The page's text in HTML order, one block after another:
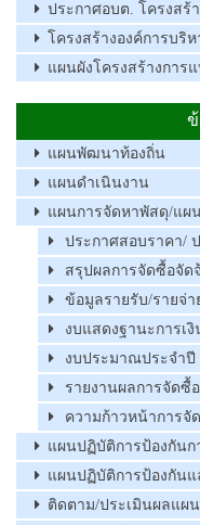
ประกาศอบต. โครงสร้
โครงสร้างองค์การบริ
แผนผังโครงสร้างการ
แผนพัฒนาท้องถิ่น
แผนดำเนินงาน
แผนการจัดหาพัสดุ/แผ
ประกาศสอบราคา/
สรุปผลการจัดซื้อจัด
ข้อมูลรายรับ/รายจ่า
งบแสดงฐานะการเงิ
งบประมาณประจำปี
รายงานผลการจัดซื้
ความก้าวหน้าการจั
แผนปฏิบัติการป้องกันก
แผนปฏิบัติการป้องกัน
ติดตาม/ประเมินผลแผ